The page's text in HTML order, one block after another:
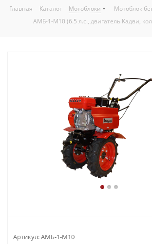
Главная - Каталог - Мотоблоки - Мотоблок
АМБ-1-М10 (6.5 л.с., двигатель Кадви,
Артикул:АМБ-1-М10